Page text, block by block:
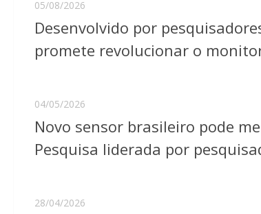
05/08/2026
Desenvolvido por
promete revolucionar o
04/05/2026
Novo sensor brasileiro pode
Pesquisa liderada por
28/04/2026